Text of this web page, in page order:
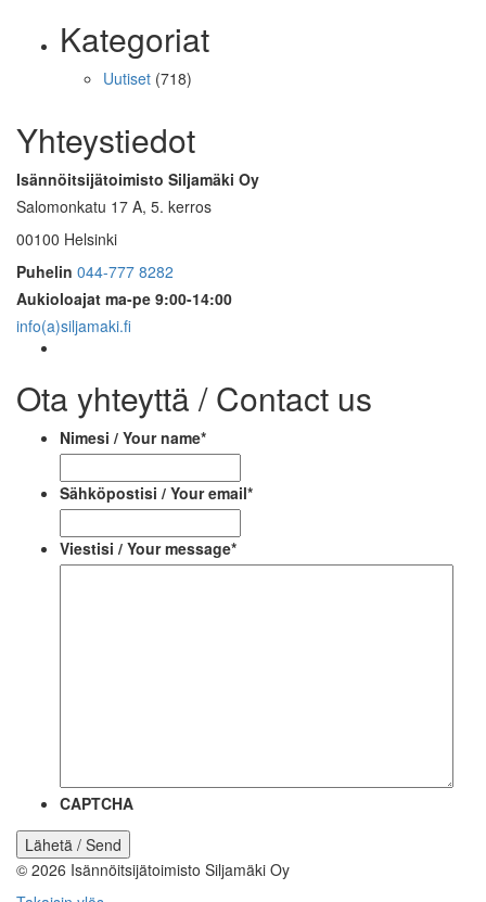
Kategoriat
Uutiset (718)
Yhteystiedot
Isännöitsijätoimisto Siljamäki Oy
Salomonkatu 17 A, 5. kerros
00100 Helsinki
Puhelin 044-777 8282
Aukioloajat ma-pe 9:00-14:00
info(a)siljamaki.fi
Ota yhteyttä / Contact us
Nimesi / Your name*
Sähköpostisi / Your email*
Viestisi / Your message*
CAPTCHA
© 2026 Isännöitsijätoimisto Siljamäki Oy